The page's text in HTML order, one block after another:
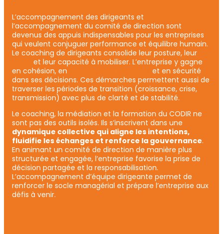
L’accompagnement des dirigeants et
l’accompagnement du comité de direction sont
devenus des appuis indispensables pour les entreprises
qui veulent conjuguer performance et équilibre humain.
Le coaching de dirigeants consolide leur posture, leur
et leur capacité à mobiliser. L’entreprise y gagne
en cohésion, en
et en sécurité
dans ses décisions. Ces démarches permettent aussi de
traverser les périodes de transition (croissance, crise,
transmission) avec plus de clarté et de stabilité.
Le coaching, la médiation et la formation du CODIR ne
sont pas des outils isolés. Ils s’inscrivent dans une
dynamique collective qui aligne les intentions,
fluidifie les échanges et renforce la gouvernance.
En animant un comité de direction de manière plus
structurée et engagée, l’entreprise favorise la prise de
décision partagée et la responsabilisation.
L’accompagnement d’équipe dirigeante permet de
renforcer le socle managérial et prépare l’entreprise aux
défis à venir.